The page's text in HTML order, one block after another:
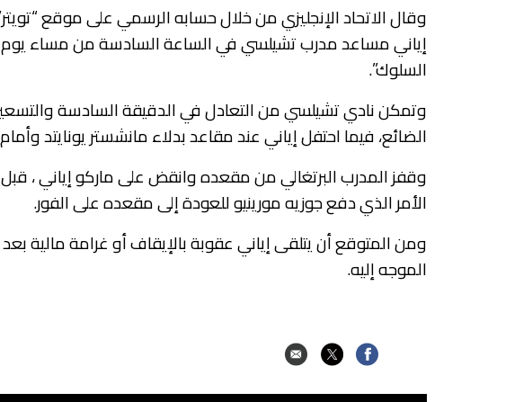
وقال الاتحاد الإنجليزي من خلال حسابه الرسمي على موقع
إياني مساعد مدرب تشيلسي في الساعة السادسة من مساء
السلوك”.
وتمكن نادي تشيلسي من التعادل في الدقيقة السادسة
الضائع، فيما احتفل إياني عند مقاعد بدلاء مانشستر يونايتد
وقفز المدرب البرتغالي من مقعده وانقض على ماركو إياني ،
الأمر الذي دفع جوزيه مورينيو للعودة إلى مقعده على الفور.
ومن المتوقع أن يتلقى إياني عقوبة بالإيقاف أو غرامة مالية
الموجه إليه.